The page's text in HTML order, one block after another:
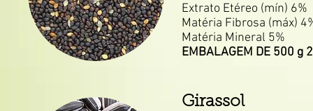
Extrato Etéreo (mín) 6%
Matéria Fibrosa (máx)
Matéria Mineral 5%
EMBALAGEM DE 500 g
Girassol